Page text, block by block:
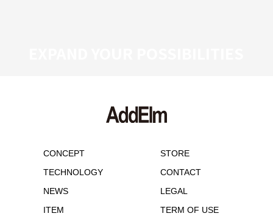
CONCEPT
TECHNOLOGY
NEWS
ITEM
STORE
CONTACT
LEGAL
TERM OF USE